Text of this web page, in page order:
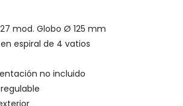
mod. Globo Ø 125 mm
espiral de 4 vatios
no incluido